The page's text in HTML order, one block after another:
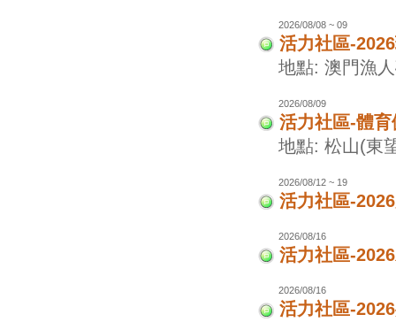
2026/08/08 ~ 09
活力社區-
地點: 澳門漁
2026/08/09
活力社區-體
地點: 松山(東
2026/08/12 ~ 19
活力社區-
2026/08/16
活力社區-
2026/08/16
活力社區-